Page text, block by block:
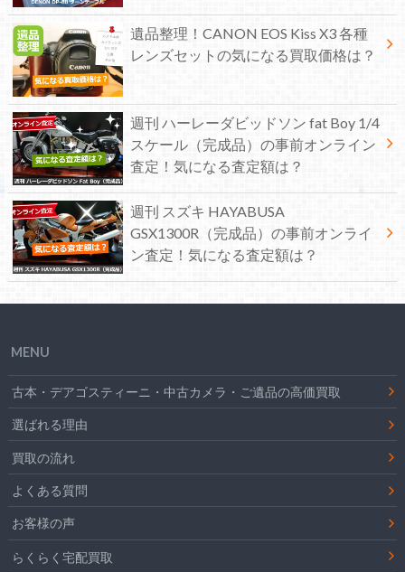
遺品整理！CANON EOS Kiss X3 各種
レンズセットの気になる買取価格は？
週刊 ハーレーダビッドソン fat Boy 1/4
スケール（完成品）の事前オンライン
査定！気になる査定額は？
週刊 スズキ HAYABUSA
GSX1300R（完成品）の事前オンライ
ン査定！気になる査定額は？
MENU
古本・デアゴスティーニ・中古カメラ・ご遺品の高価買取
選ばれる理由
買取の流れ
よくある質問
お客様の声
らくらく宅配買取